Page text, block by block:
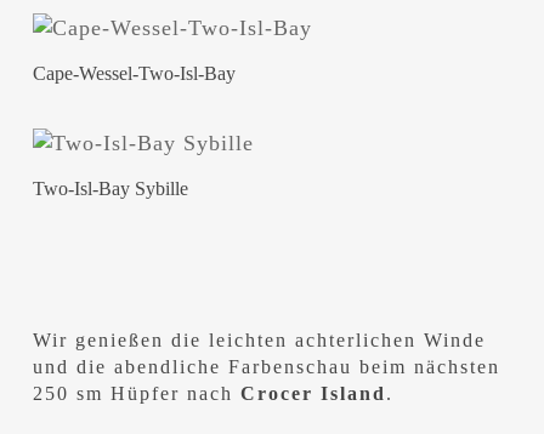
Cape-Wessel-Two-Isl-Bay
Two-Isl-Bay Sybille
Wir genießen die leichten achterlichen Winde
und die abendliche Farbenschau beim nächsten
250 sm Hüpfer nach Crocer Island.